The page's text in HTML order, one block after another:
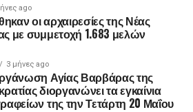
ago
οι αρχαιρεσίες της Νέας
με συμμετοχή 1.683 μελών
3 μήνες ago
Αγίας Βαρβάρας της
διοργανώνει τα εγκαίνια
της την Τετάρτη 20 Μαΐου